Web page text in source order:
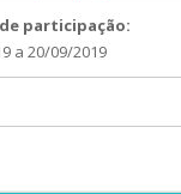
participação:
a20/09/2019